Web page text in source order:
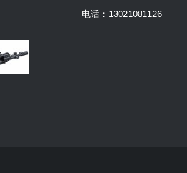
电话：13021081126